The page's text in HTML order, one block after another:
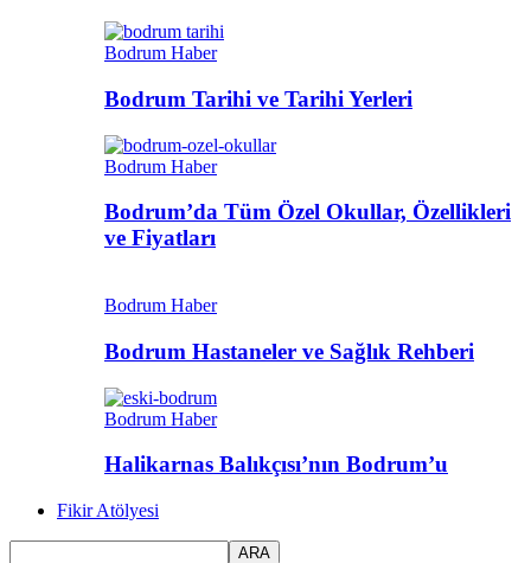
Bodrum Haber
Bodrum Tarihi ve Tarihi Yerleri
Bodrum Haber
Bodrum’da Tüm Özel Okullar, Özellikleri
ve Fiyatları
Bodrum Haber
Bodrum Hastaneler ve Sağlık Rehberi
Bodrum Haber
Halikarnas Balıkçısı’nın Bodrum’u
Fikir Atölyesi